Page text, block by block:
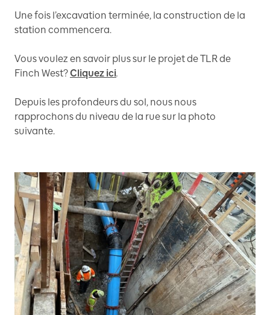
Une fois l’excavation terminée, la construction de la
station commencera.
Vous voulez en savoir plus sur le projet de TLR de
Finch West?Cliquez ici.
Depuis les profondeurs du sol, nous nous
rapprochons du niveau de la rue sur la photo
suivante.